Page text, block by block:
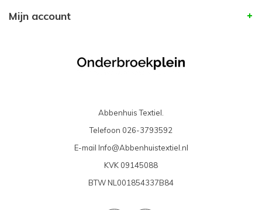
Mijn account
Abbenhuis Textiel.
Telefoon 026-3793592
E-mail Info@Abbenhuistextiel.nl
KVK 09145088
BTWNL001854337B84